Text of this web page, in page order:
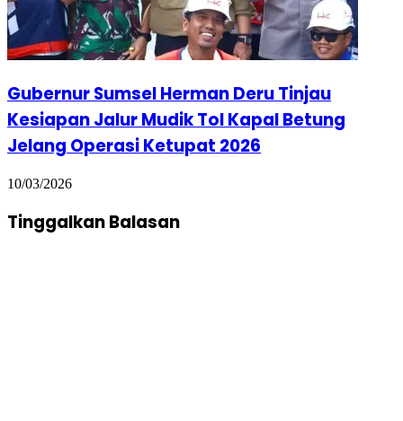
Gubernur Sumsel Herman Deru Tinjau
Kesiapan Jalur Mudik Tol Kapal Betung
Jelang Operasi Ketupat 2026
10/03/2026
Tinggalkan Balasan